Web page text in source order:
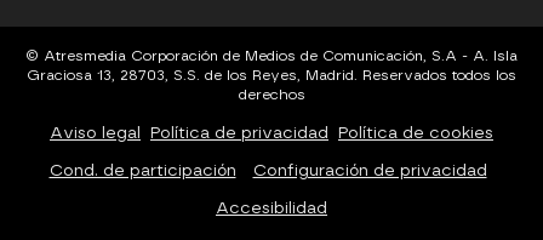
© Atresmedia Corporación de Medios de Comunicación, S.A - A. Isla
Graciosa 13, 28703, S.S. de los Reyes, Madrid. Reservados todos los
derechos
Aviso legal Política de privacidad Política de cookies
Cond. de participación Configuración de privacidad
Accesibilidad